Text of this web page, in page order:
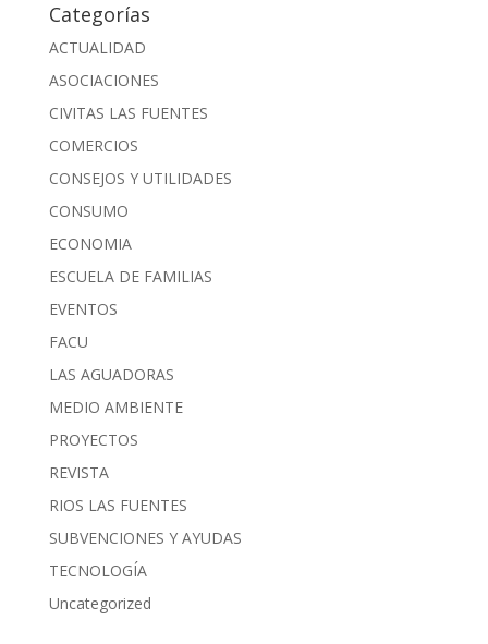
Categorías
ACTUALIDAD
ASOCIACIONES
CIVITAS LAS FUENTES
COMERCIOS
CONSEJOS Y UTILIDADES
CONSUMO
ECONOMIA
ESCUELA DE FAMILIAS
EVENTOS
FACU
LAS AGUADORAS
MEDIO AMBIENTE
PROYECTOS
REVISTA
RIOS LAS FUENTES
SUBVENCIONES Y AYUDAS
TECNOLOGÍA
Uncategorized